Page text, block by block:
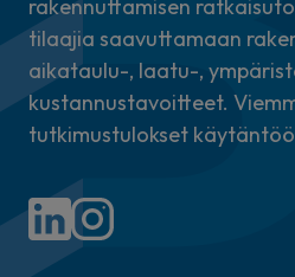
rakennuttamisen
tilaajia saavuttamaan
aikataulu-, laatu-,
kustannustavoitteet.
tutkimustulokset